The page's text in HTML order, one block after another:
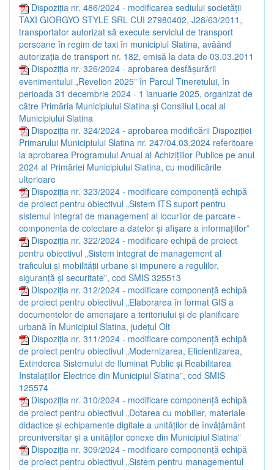
Dispoziția nr. 486/2024 - modificarea sediului societății
TAXI GIORGYO STYLE SRL CUI 27980402, J28/63/2011,
transportator autorizat să execute serviciul de transport
persoane în regim de taxi în municipiul Slatina, avâând
autorizația de transport nr. 182, emisă la data de 03.03.2011
Dispoziția nr. 326/2024 - aprobarea desfășurării
evenimentului „Revelion 2025” în Parcul Tineretului, în
perioada 31 decembrie 2024 - 1 ianuarie 2025, organizat de
către Primăria Municipiului Slatina și Consiliul Local al
Municipiului Slatina
Dispoziția nr. 324/2024 - aprobarea modificării Dispoziției
Primarului Municipiului Slatina nr. 247/04.03.2024 referitoare
la aprobarea Programului Anual al Achizițiilor Publice pe anul
2024 al Primăriei Municipiului Slatina, cu modificările
ulterioare
Dispoziția nr. 323/2024 - modificare componență echipă
de proiect pentru obiectivul „Sistem ITS suport pentru
sistemul integrat de management al locurilor de parcare -
componenta de colectare a datelor și afișare a informațiilor”
Dispoziția nr. 322/2024 - modificare echipă de proiect
pentru obiectivul „Sistem integrat de management al
traficului și mobilității urbane și impunere a regulilor,
siguranță și securitate”, cod SMIS 325513
Dispoziția nr. 312/2024 - modificare componență echipă
de proiect pentru obiectivul „Elaborarea în format GIS a
documentelor de amenajare a teritoriului și de planificare
urbană în Municipiul Slatina, județul Olt
Dispoziția nr. 311/2024 - modificare componență echipă
de proiect pentru obiectivul „Modernizarea, Eficientizarea,
Extinderea Sistemului de Iluminat Public și Reabilitarea
Instalațiilor Electrice din Municipiul Slatina”, cod SMIS
125574
Dispoziția nr. 310/2024 - modificare componență echipă
de proiect pentru obiectivul „Dotarea cu mobilier, materiale
didactice și echipamente digitale a unităților de învățământ
preuniversitar și a unităților conexe din Municipiul Slatina”
Dispoziția nr. 309/2024 - modificare componență echipă
de proiect pentru obiectivul „Sistem pentru managementul